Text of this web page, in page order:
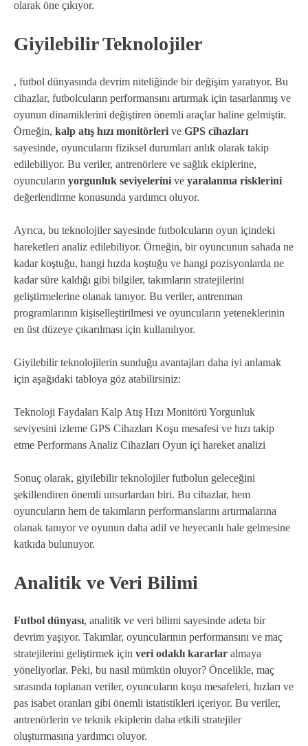
olarak öne çıkıyor.
Giyilebilir Teknolojiler
, futbol dünyasında devrim niteliğinde bir değişim yaratıyor. Bu
cihazlar, futbolcuların performansını artırmak için tasarlanmış ve
oyunun dinamiklerini değiştiren önemli araçlar haline gelmiştir.
Örneğin, kalp atış hızı monitörleri ve GPS cihazları
sayesinde, oyuncuların fiziksel durumları anlık olarak takip
edilebiliyor. Bu veriler, antrenörlere ve sağlık ekiplerine,
oyuncuların yorgunluk seviyelerini ve yaralanma risklerini
değerlendirme konusunda yardımcı oluyor.
Ayrıca, bu teknolojiler sayesinde futbolcuların oyun içindeki
hareketleri analiz edilebiliyor. Örneğin, bir oyuncunun sahada ne
kadar koştuğu, hangi hızda koştuğu ve hangi pozisyonlarda ne
kadar süre kaldığı gibi bilgiler, takımların stratejilerini
geliştirmelerine olanak tanıyor. Bu veriler, antrenman
programlarının kişiselleştirilmesi ve oyuncuların yeteneklerinin
en üst düzeye çıkarılması için kullanılıyor.
Giyilebilir teknolojilerin sunduğu avantajları daha iyi anlamak
için aşağıdaki tabloya göz atabilirsiniz:
Teknoloji Faydaları Kalp Atış Hızı Monitörü Yorgunluk
seviyesini izleme GPS Cihazları Koşu mesafesi ve hızı takip
etme Performans Analiz Cihazları Oyun içi hareket analizi
Sonuç olarak, giyilebilir teknolojiler futbolun geleceğini
şekillendiren önemli unsurlardan biri. Bu cihazlar, hem
oyuncuların hem de takımların performanslarını artırmalarına
olanak tanıyor ve oyunun daha adil ve heyecanlı hale gelmesine
katkıda bulunuyor.
Analitik ve Veri Bilimi
Futbol dünyası, analitik ve veri bilimi sayesinde adeta bir
devrim yaşıyor. Takımlar, oyuncularının performansını ve maç
stratejilerini geliştirmek için veri odaklı kararlar almaya
yöneliyorlar. Peki, bu nasıl mümkün oluyor? Öncelikle, maç
sırasında toplanan veriler, oyuncuların koşu mesafeleri, hızları ve
pas isabet oranları gibi önemli istatistikleri içeriyor. Bu veriler,
antrenörlerin ve teknik ekiplerin daha etkili stratejiler
oluşturmasına yardımcı oluyor.